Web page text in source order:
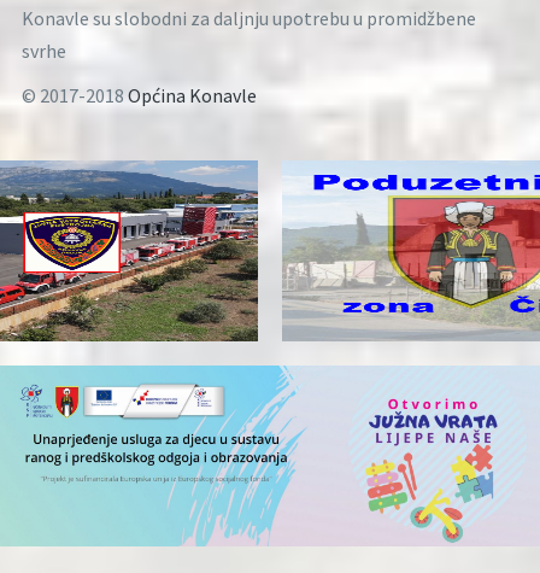
Konavle su slobodni za daljnju upotrebu u promidžbene
svrhe
© 2017-2018 Općina Konavle